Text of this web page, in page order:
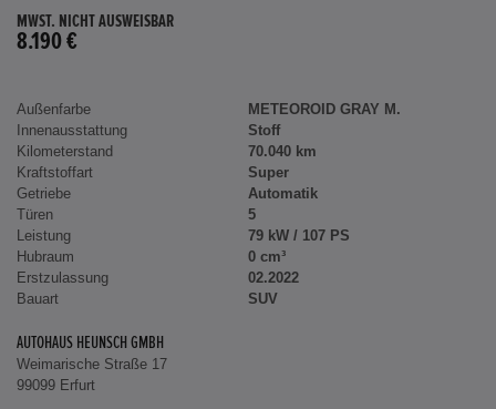
MWST. NICHT AUSWEISBAR
8.190 €
Außenfarbe
METEOROID GRAY M.
Innenausstattung
Stoff
Kilometerstand
70.040 km
Kraftstoffart
Super
Getriebe
Automatik
Türen
5
Leistung
79 kW / 107 PS
Hubraum
0 cm³
Erstzulassung
02.2022
Bauart
SUV
AUTOHAUS HEUNSCH GMBH
Weimarische Straße 17
99099 Erfurt